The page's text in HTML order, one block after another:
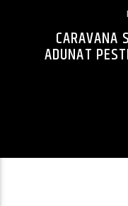
CARAVANA
ADUNAT